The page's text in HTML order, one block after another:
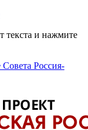
текста и нажмите
Совета Россия-